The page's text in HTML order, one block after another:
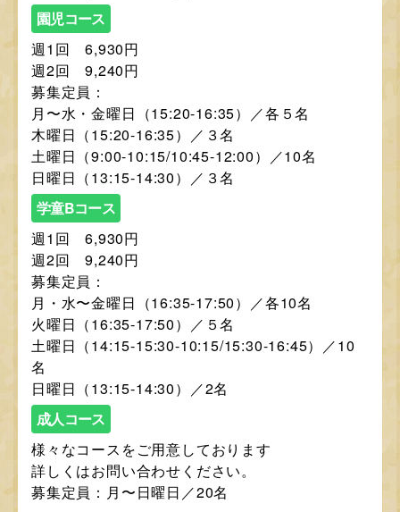
園児コース
週1回 6,930円
週2回 9,240円
募集定員：
月〜水・金曜日（15:20-16:35）／各５名
木曜日（15:20-16:35）／３名
土曜日（9:00-10:15/10:45-12:00）／10名
日曜日（13:15-14:30）／３名
学童Bコース
週1回 6,930円
週2回 9,240円
募集定員：
月・水〜金曜日（16:35-17:50）／各10名
火曜日（16:35-17:50）／５名
土曜日（14:15-15:30-10:15/15:30-16:45）／10
名
日曜日（13:15-14:30）／2名
成人コース
様々なコースをご用意しております
詳しくはお問い合わせください。
募集定員：月〜日曜日／20名